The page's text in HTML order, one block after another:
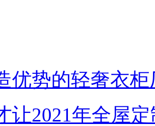
优势的轻奢衣
让2021年全屋